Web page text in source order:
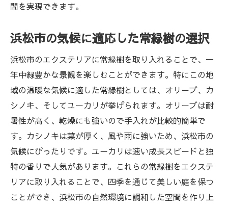
間を実現できます。
浜松市の気候に適応した常緑樹の選択
浜松市のエクステリアに常緑樹を取り入れることで、一
年中緑豊かな景観を楽しむことができます。特にこの地
域の温暖な気候に適した常緑樹としては、オリーブ、カ
シノキ、そしてユーカリが挙げられます。オリーブは耐
暑性が高く、乾燥にも強いので手入れが比較的簡単で
す。カシノキは葉が厚く、風や雨に強いため、浜松市の
気候にぴったりです。ユーカリは速い成長スピードと独
特の香りで人気があります。これらの常緑樹をエクステ
リアに取り入れることで、四季を通じて美しい庭を保つ
ことができ、浜松市の自然環境に調和した空間を作り上